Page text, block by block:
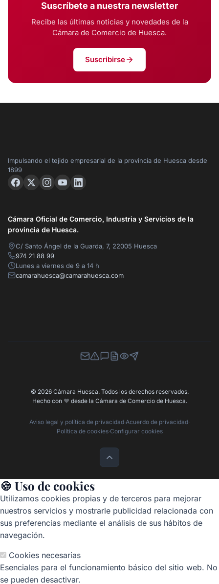
Suscríbete a nuestra newsletter
Recibe las últimas noticias y novedades de la
Cámara de Comercio de Huesca.
Suscribirse
Impulsando el tejido empresarial de la provincia de Huesca desde
1899
Cámara Oficial de Comercio, Industria y Servicios de la
provincia de Huesca.
C/ Santo Ángel de la Guarda, 7, 22005 Huesca
974 21 88 99
Lunes a viernes de 9 a 14 h
camarahuesca@camarahuesca.com
Newsletter
Canal de Denuncias
Buzón de Sugerencias
Perfil Contratante
Ley de Transparencia
Contacta con nosotros
© 2026 Cámara Huesca. Todos los derechos reservados.
Hecho con ❤️ desde la Cámara de Comercio de Huesca.
Aviso legal y política de privacidad·Acuerdo de privacidad·
Política de cookies·Configurar cookies
🍪 Uso de cookies
Utilizamos cookies propias y de terceros para mejorar
nuestros servicios y mostrarle publicidad relacionada con
sus preferencias mediante el análisis de sus hábitos de
navegación.
Cookies necesarias
Esenciales para el funcionamiento básico del sitio web. No
se pueden desactivar.